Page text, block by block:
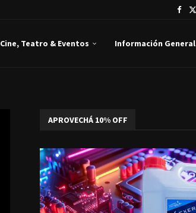
Cine, Teatro & Eventos Información General
APROVECHÁ 10% OFF